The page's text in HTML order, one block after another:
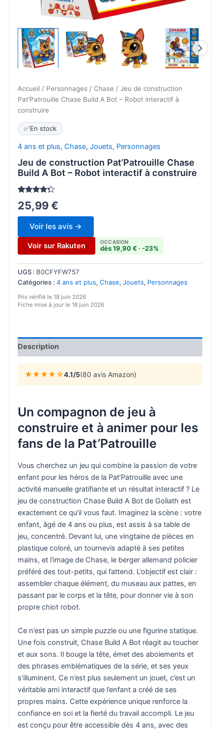
Accueil / Personnages / Chase / Jeu de construction
Pat’Patrouille Chase Build A Bot – Robot interactif à
construire
✅En stock
4 ans et plus, Chase, Jouets, Personnages
Jeu de construction Pat’Patrouille Chase
Build A Bot – Robot interactif à construire
sur 5
basé
notations
client
25,99€
Voir les avis →
Voir sur Rakuten OCCASION
dès 19,90 € · -23%
UGS : B0CFYFW757
Catégories : 4 ans et plus, Chase, Jouets, Personnages
Prix vérifié le 18 juin 2026
Fiche mise à jour le 18 juin 2026
Description
★★★★☆4.1/5(80 avis Amazon)
Un compagnon de jeu à
construire et à animer pour les
fans de la Pat’Patrouille
Vous cherchez un jeu qui combine la passion de votre
enfant pour les héros de la Pat’Patrouille avec une
activité manuelle gratifiante et un résultat interactif ? Le
jeu de construction Chase Build A Bot de Goliath est
exactement ce qu’il vous faut. Imaginez la scène : votre
enfant, âgé de 4 ans ou plus, est assis à sa table de
jeu, concentré. Devant lui, une vingtaine de pièces en
plastique coloré, un tournevis adapté à ses petites
mains, et l’image de Chase, le berger allemand policier
préféré des tout-petits, qui l’attend. L’objectif est clair :
assembler chaque élément, du museau aux pattes, en
passant par le corps et la tête, pour donner vie à son
propre chiot robot.
Ce n’est pas un simple puzzle ou une figurine statique.
Une fois construit, Chase Build A Bot réagit au toucher
et aux sons. Il bouge la tête, émet des aboiements et
des phrases emblématiques de la série, et ses yeux
s’illuminent. Ce n’est plus seulement un jouet, c’est un
véritable ami interactif que l’enfant a créé de ses
propres mains. Cette expérience unique renforce la
confiance en soi et la fierté du travail accompli. Le jeu
est conçu pour être accessible dès 4 ans, avec des